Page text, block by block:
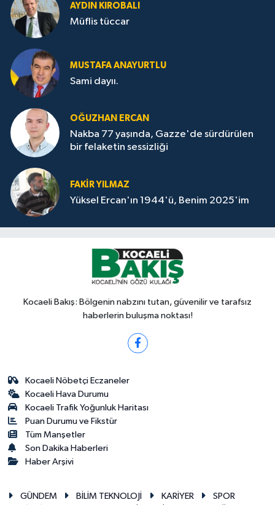
AYDIN KIROBALI
Müflis tüccar
MUSTAFA ANAYURTLU
Sami dayıı.
OĞUZHAN ERCAN
Nakba 77 yaşında, Gazze'de sürdürülen
bir felaketin sessizliği
FAKİR YILMAZ
Yüksel Ercan'ın 1944'ü, Benim 2025'im
Kocaeli Bakış: Bölgenin nabzını tutan, güvenilir ve tarafsız
haberlerin buluşma noktası!
Kocaeli Nöbetçi Eczaneler
Kocaeli Hava Durumu
Kocaeli Trafik Yoğunluk Haritası
Puan Durumu ve Fikstür
Tüm Manşetler
Son Dakika Haberleri
Haber Arşivi
GÜNDEM BİLİM TEKNOLOJİ KARİYER
SPOR